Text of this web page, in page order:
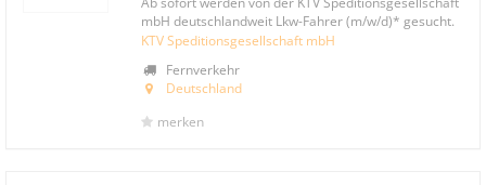
mbH deutschlandweit Lkw-Fahrer (m/w/d)* gesucht.
KTV Speditionsgesellschaft mbH
Fernverkehr
Deutschland
merken